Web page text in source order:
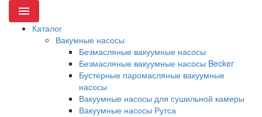
Menu
Каталог
Вакумные насосы
Безмасляные вакуумные насосы
Безмасляные вакуумные насосы Becker
Бустерные паромасляные вакуумные
насосы
Вакуумные насосы для сушильной камеры
Вакуумные насосы Рутса